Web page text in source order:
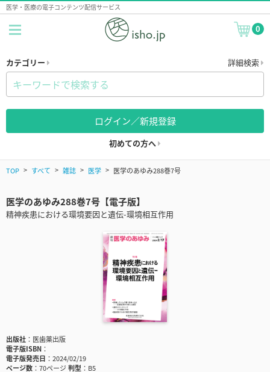
医学・医療の電子コンテンツ配信サービス
0
カテゴリー 詳細検索
ログイン／新規登録
初めての方へ
TOP すべて 雑誌 医学 医学のあゆみ288巻7号
医学のあゆみ288巻7号【電子版】
精神疾患における環境要因と遺伝-環境相互作用
出版社
医歯薬出版
電子版ISBN
電子版発売日
2024/02/19
ページ数
70ページ判型
B5